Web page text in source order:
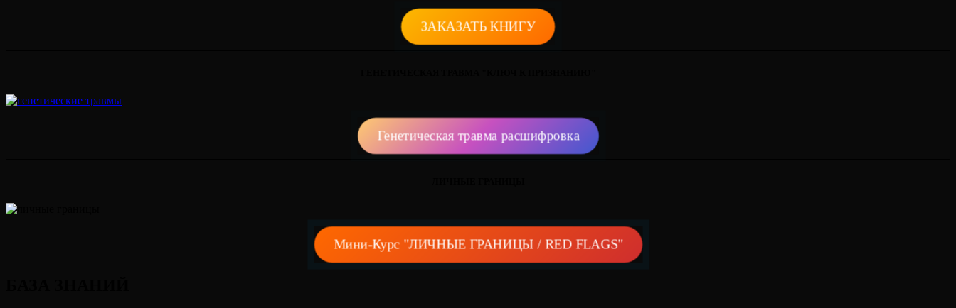
ЗАКАЗАТЬ КНИГУ
Генетическая травма расшифровка
Мини-Курс "ЛИЧНЫЕ ГРАНИЦЫ / RED FLAGS"